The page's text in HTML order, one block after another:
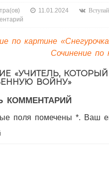
11.01.2024
по картине
Сочинение по
«УЧИТЕЛЬ,
ВОЙНУ»
КОММЕНТАРИЙ
поля помечены *. Ваш